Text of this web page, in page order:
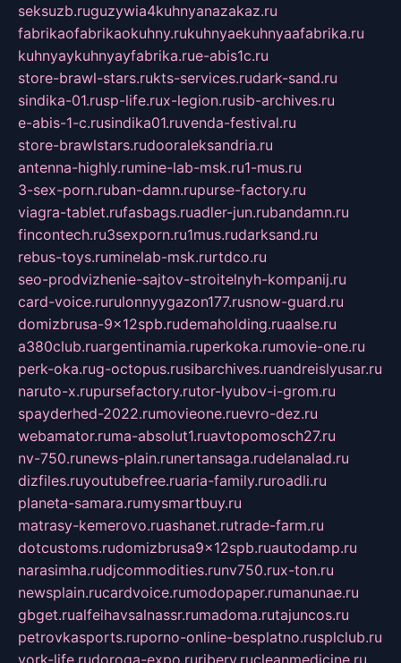
seksuzb.ruguzywia4kuhnyanazakaz.ru
fabrikaofabrikaokuhny.rukuhnyaekuhnyaafabrika.ru
kuhnyaykuhnyayfabrika.rue-abis1c.ru
store-brawl-stars.rukts-services.rudark-sand.ru
sindika-01.rusp-life.rux-legion.rusib-archives.ru
e-abis-1-c.rusindika01.ruvenda-festival.ru
store-brawlstars.rudooraleksandria.ru
antenna-highly.rumine-lab-msk.ru1-mus.ru
3-sex-porn.ruban-damn.rupurse-factory.ru
viagra-tablet.rufasbags.ruadler-jun.rubandamn.ru
fincontech.ru3sexporn.ru1mus.rudarksand.ru
rebus-toys.ruminelab-msk.rurtdco.ru
seo-prodvizhenie-sajtov-stroitelnyh-kompanij.ru
card-voice.rurulonnyygazon177.rusnow-guard.ru
domizbrusa-9x12spb.rudemaholding.ruaalse.ru
a380club.ruargentinamia.ruperkoka.rumovie-one.ru
perk-oka.rug-octopus.rusibarchives.ruandreislyusar.ru
naruto-x.rupursefactory.rutor-lyubov-i-grom.ru
spayderhed-2022.rumovieone.ruevro-dez.ru
webamator.ruma-absolut1.ruavtopomosch27.ru
nv-750.runews-plain.runertansaga.rudelanalad.ru
dizfiles.ruyoutubefree.ruaria-family.ruroadli.ru
planeta-samara.rumysmartbuy.ru
matrasy-kemerovo.ruashanet.rutrade-farm.ru
dotcustoms.rudomizbrusa9x12spb.ruautodamp.ru
narasimha.rudjcommodities.runv750.rux-ton.ru
newsplain.rucardvoice.rumodopaper.rumanunae.ru
gbget.rualfeihavsalnassr.rumadoma.rutajuncos.ru
petrovkasports.ruporno-online-besplatno.rusplclub.ru
york-life.rudoroga-expo.ruribery.rucleanmedicine.ru